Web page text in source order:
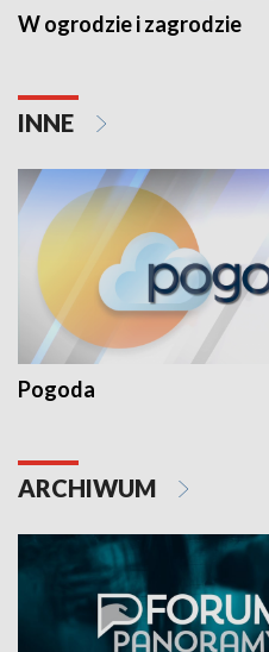
W ogrodzie i zagrodzie
INNE
Pogoda
ARCHIWUM